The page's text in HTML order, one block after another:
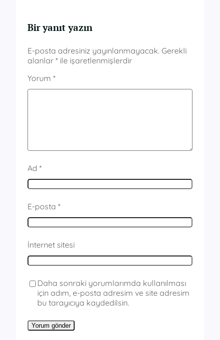
Bir yanıt yazın
E-posta adresiniz yayınlanmayacak. Gerekli
alanlar * ile işaretlenmişlerdir
Yorum *
Ad *
E-posta *
İnternet sitesi
Daha sonraki yorumlarımda kullanılması
için adım, e-posta adresim ve site adresim
bu tarayıcıya kaydedilsin.